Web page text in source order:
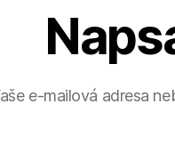
e-mailová adresa